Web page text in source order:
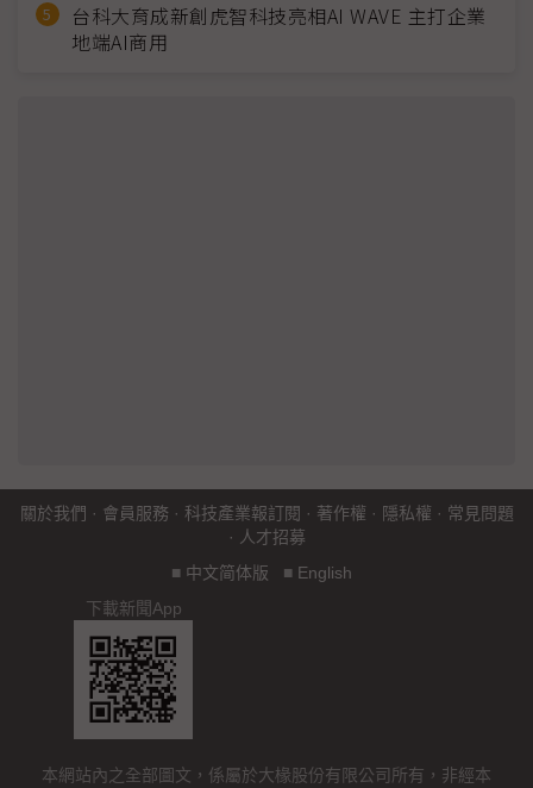
台科大育成新創虎智科技亮相AI WAVE 主打企業
地端AI商用
關於我們 · 會員服務 · 科技產業報訂閱 · 著作權 · 隱私權 · 常見問題
· 人才招募
■ 中文简体版 ■ English
下載新聞App
本網站內之全部圖文，係屬於大椽股份有限公司所有，非經本